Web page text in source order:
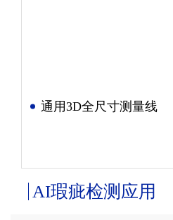
通用3D全尺寸测量线
AI瑕疵检测应用